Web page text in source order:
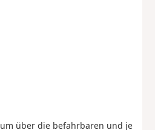
über die befahrbaren und je